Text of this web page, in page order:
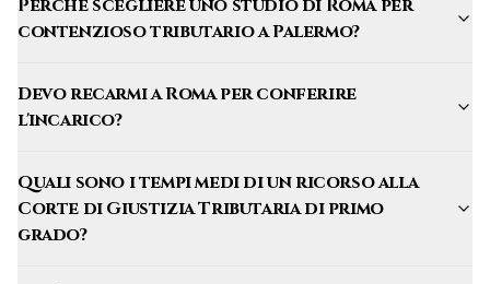
Perché scegliere uno studio di Roma per
contenzioso tributario a Palermo?
Devo recarmi a Roma per conferire
l'incarico?
Quali sono i tempi medi di un ricorso alla
Corte di Giustizia Tributaria di primo
grado?